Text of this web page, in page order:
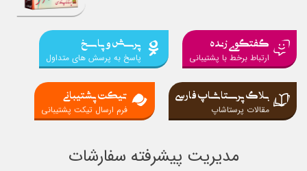
گفتگوی زنده
ارتباط برخط با پشتیبانی
پرسش و پاسخ
پاسخ به پرسش های متداول
بلاگ پرستاشاپ فارسی
مقالات پرستاشاپ
تیکت پشتیبانی
فرم ارسال تیکت پشتیبانی
مدیریت پیشرفته سفارشات